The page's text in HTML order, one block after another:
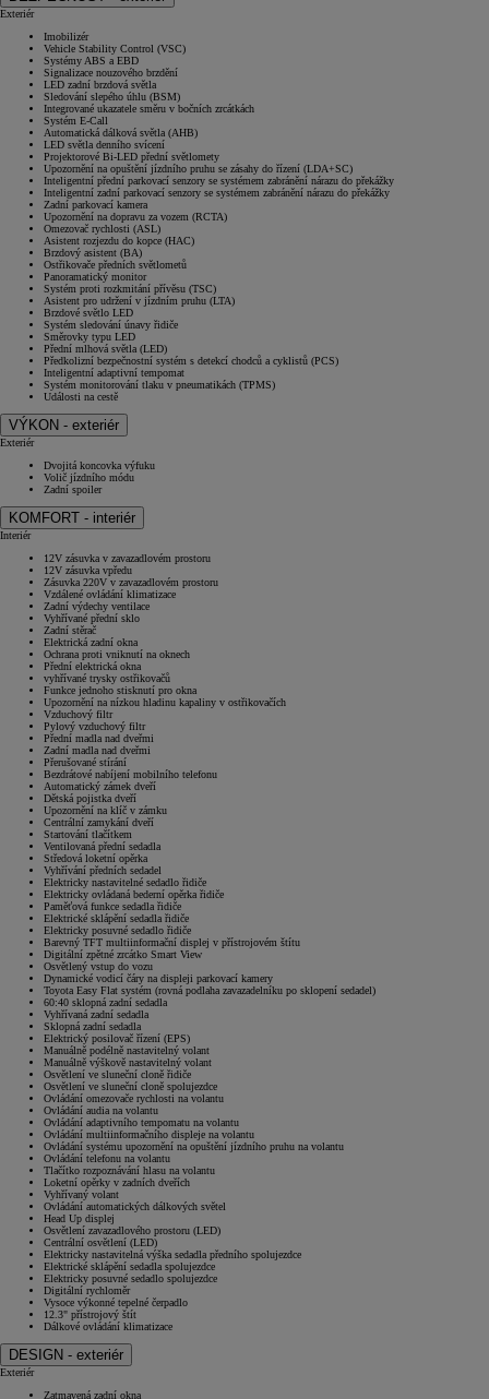
Exteriér
Imobilizér
Vehicle Stability Control (VSC)
Systémy ABS a EBD
Signalizace nouzového brzdění
LED zadní brzdová světla
Sledování slepého úhlu (BSM)
Integrované ukazatele směru v bočních zrcátkách
Systém E-Call
Automatická dálková světla (AHB)
LED světla denního svícení
Projektorové Bi-LED přední světlomety
Upozornění na opuštění jízdního pruhu se zásahy do řízení (LDA+SC)
Inteligentní přední parkovací senzory se systémem zabránění nárazu do překážky
Inteligentní zadní parkovací senzory se systémem zabránění nárazu do překážky
Zadní parkovací kamera
Upozornění na dopravu za vozem (RCTA)
Omezovač rychlosti (ASL)
Asistent rozjezdu do kopce (HAC)
Brzdový asistent (BA)
Ostřikovače předních světlometů
Panoramatický monitor
Systém proti rozkmitání přívěsu (TSC)
Asistent pro udržení v jízdním pruhu (LTA)
Brzdové světlo LED
Systém sledování únavy řidiče
Směrovky typu LED
Přední mlhová světla (LED)
Předkolizní bezpečnostní systém s detekcí chodců a cyklistů (PCS)
Inteligentní adaptivní tempomat
Systém monitorování tlaku v pneumatikách (TPMS)
Události na cestě
VÝKON - exteriér
Exteriér
Dvojitá koncovka výfuku
Volič jízdního módu
Zadní spoiler
KOMFORT - interiér
Interiér
12V zásuvka v zavazadlovém prostoru
12V zásuvka vpředu
Zásuvka 220V v zavazadlovém prostoru
Vzdálené ovládání klimatizace
Zadní výdechy ventilace
Vyhřívané přední sklo
Zadní stěrač
Elektrická zadní okna
Ochrana proti vniknutí na oknech
Přední elektrická okna
vyhřívané trysky ostřikovačů
Funkce jednoho stisknutí pro okna
Upozornění na nízkou hladinu kapaliny v ostřikovačích
Vzduchový filtr
Pylový vzduchový filtr
Přední madla nad dveřmi
Zadní madla nad dveřmi
Přerušované stírání
Bezdrátové nabíjení mobilního telefonu
Automatický zámek dveří
Dětská pojistka dveří
Upozornění na klíč v zámku
Centrální zamykání dveří
Startování tlačítkem
Ventilovaná přední sedadla
Středová loketní opěrka
Vyhřívání předních sedadel
Elektricky nastavitelné sedadlo řidiče
Elektricky ovládaná bederní opěrka řidiče
Paměťová funkce sedadla řidiče
Elektrické sklápění sedadla řidiče
Elektricky posuvné sedadlo řidiče
Barevný TFT multiinformační displej v přístrojovém štítu
Digitální zpětné zrcátko Smart View
Osvětlený vstup do vozu
Dynamické vodicí čáry na displeji parkovací kamery
Toyota Easy Flat systém (rovná podlaha zavazadelníku po sklopení sedadel)
60:40 sklopná zadní sedadla
Vyhřívaná zadní sedadla
Sklopná zadní sedadla
Elektrický posilovač řízení (EPS)
Manuálně podélně nastavitelný volant
Manuálně výškově nastavitelný volant
Osvětlení ve sluneční cloně řidiče
Osvětlení ve sluneční cloně spolujezdce
Ovládání omezovače rychlosti na volantu
Ovládání audia na volantu
Ovládání adaptivního tempomatu na volantu
Ovládání multiinformačního displeje na volantu
Ovládání systému upozornění na opuštění jízdního pruhu na volantu
Ovládání telefonu na volantu
Tlačítko rozpoznávání hlasu na volantu
Loketní opěrky v zadních dveřích
Vyhřívaný volant
Ovládání automatických dálkových světel
Head Up displej
Osvětlení zavazadlového prostoru (LED)
Centrální osvětlení (LED)
Elektricky nastavitelná výška sedadla předního spolujezdce
Elektrické sklápění sedadla spolujezdce
Elektricky posuvné sedadlo spolujezdce
Digitální rychloměr
Vysoce výkonné tepelné čerpadlo
12.3" přístrojový štít
Dálkové ovládání klimatizace
DESIGN - exteriér
Exteriér
Zatmavená zadní okna